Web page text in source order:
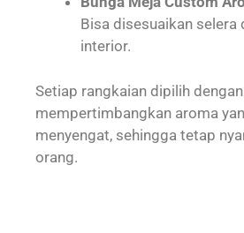
Bisa disesuaikan selera
interior.
Setiap rangkaian dipilih dengan
mempertimbangkan aroma
menyengat, sehingga tetap
orang.